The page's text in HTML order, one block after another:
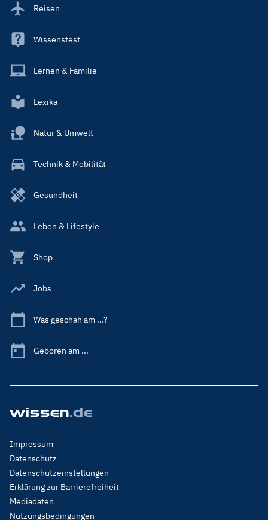
Reisen
Wissenstest
Lernen & Familie
Lexika
Natur & Umwelt
Technik & Mobilität
Gesundheit
Leben & Lifestyle
Shop
Jobs
Was geschah am ...?
Geboren am ...
Footer
Menu
Legal
Impressum
Datenschutz
Datenschutzeinstellungen
Erklärung zur Barrierefreiheit
Mediadaten
Nutzungsbedingungen